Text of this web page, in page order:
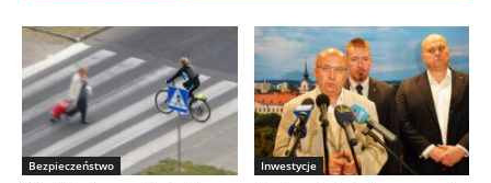
Bezpieczeństwo Inwestycje